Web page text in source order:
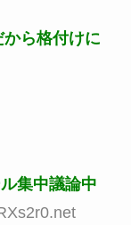
ら格付けに
集中議論中